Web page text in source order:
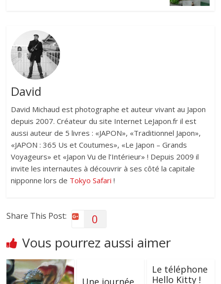
David
David Michaud est photographe et auteur vivant au Japon
depuis 2007. Créateur du site Internet LeJapon.fr il est
aussi auteur de 5 livres : «JAPON», «Traditionnel Japon»,
«JAPON : 365 Us et Coutumes», «Le Japon – Grands
Voyageurs» et «Japon Vu de l’Intérieur» ! Depuis 2009 il
invite les internautes à découvrir à ses côté la capitale
nipponne lors de Tokyo Safari !
Share This Post: 0
Vous pourrez aussi aimer
Une journée
Le téléphone
Hello Kitty !